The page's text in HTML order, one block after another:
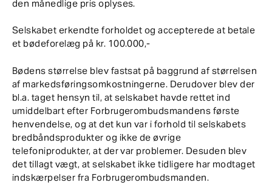
den månedlige pris oplyses.
Selskabet erkendte forholdet og accepterede at betale
et bødeforelæg på kr. 100.000,-
Bødens størrelse blev fastsat på baggrund af størrelsen
af markedsføringsomkostningerne. Derudover blev der
bl.a. taget hensyn til, at selskabet havde rettet ind
umiddelbart efter Forbrugerombudsmandens første
henvendelse, og at det kun var i forhold til selskabets
bredbåndsprodukter og ikke de øvrige
telefoniprodukter, at der var problemer. Desuden blev
det tillagt vægt, at selskabet ikke tidligere har modtaget
indskærpelser fra Forbrugerombudsmanden.